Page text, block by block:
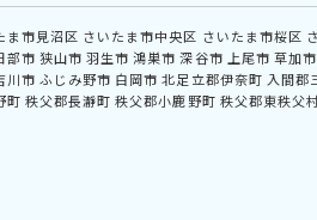
ま市見沼区 さいたま市中央区 さいたま市桜区
部市 狭山市 羽生市 鴻巣市 深谷市 上尾市 草加市
川市 ふじみ野市 白岡市 北足立郡伊奈町 入間郡
町 秩父郡長瀞町 秩父郡小鹿野町 秩父郡東秩父